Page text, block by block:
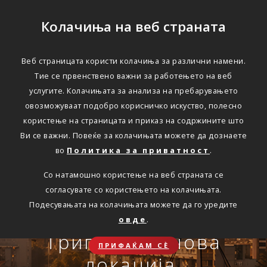
Колачиња на веб страната
Веб страницата користи колачиња за различни намени.
Тие се првенствено важни за работењето на веб
услугите. Колачињата за анализа на пребарувањето
овозможуваат подобро корисничко искуство, полесно
користење на страницата и приказ на содржините што
Ви се важни. Повеќе за колачињата можете да дознаете
во Политика за приватност .
Со натамошно користење на веб страната се
согласувате со користењето на колачињата.
Подесувањата на колачињата можете да го уредите
овде .
ПРИФАЌАМ СЀ
Триглав на нова
Сѐ ќе биде во ред
Совет, информација или инспирација за секоја животна
Онлајн пријава на
осигурен случај преку
OneID
Travel Smart и Travel
Smart Plus
Едноставно преку
интернет
АВТОМОБИЛСКА ОДГОВОРНОСТ
Oнлајн обнова на осигурување.
ЗДРАВСТВЕНО ПАТНИЧКО